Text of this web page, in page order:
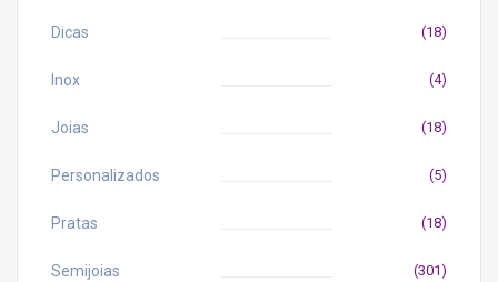
Dicas (18)
Inox (4)
Joias (18)
Personalizados (5)
Pratas (18)
Semijoias (301)